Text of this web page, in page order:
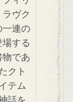
ラヴク
一連の
する
物であ
クト
テム
話を